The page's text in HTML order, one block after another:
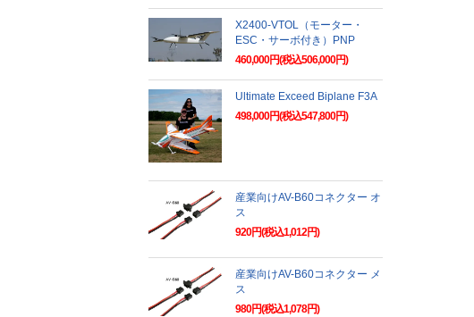
X2400-VTOL（モーター・
ESC・サーボ付き）PNP
460,000円(税込506,000円)
Ultimate Exceed Biplane F3A
498,000円(税込547,800円)
産業向けAV-B60コネクター オ
ス
920円(税込1,012円)
産業向けAV-B60コネクター メ
ス
980円(税込1,078円)